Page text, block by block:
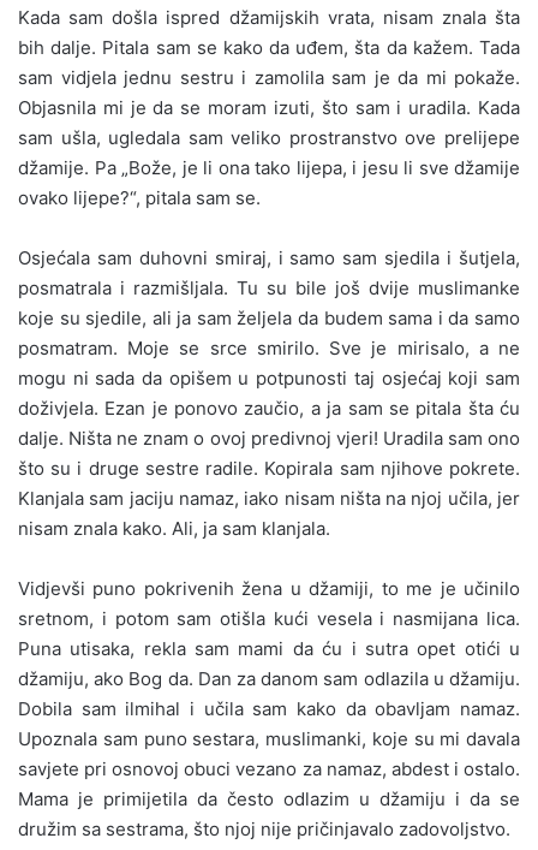
Kada sam došla ispred džamijskih vrata, nisam znala šta
bih dalje. Pitala sam se kako da uđem, šta da kažem. Tada
sam vidjela jednu sestru i zamolila sam je da mi pokaže.
Objasnila mi je da se moram izuti, što sam i uradila. Kada
sam ušla, ugledala sam veliko prostranstvo ove prelijepe
džamije. Pa „Bože, je li ona tako lijepa, i jesu li sve džamije
ovako lijepe?“, pitala sam se.
Osjećala sam duhovni smiraj, i samo sam sjedila i šutjela,
posmatrala i razmišljala. Tu su bile još dvije muslimanke
koje su sjedile, ali ja sam željela da budem sama i da samo
posmatram. Moje se srce smirilo. Sve je mirisalo, a ne
mogu ni sada da opišem u potpunosti taj osjećaj koji sam
doživjela. Ezan je ponovo zaučio, a ja sam se pitala šta ću
dalje. Ništa ne znam o ovoj predivnoj vjeri! Uradila sam ono
što su i druge sestre radile. Kopirala sam njihove pokrete.
Klanjala sam jaciju namaz, iako nisam ništa na njoj učila, jer
nisam znala kako. Ali, ja sam klanjala.
Vidjevši puno pokrivenih žena u džamiji, to me je učinilo
sretnom, i potom sam otišla kući vesela i nasmijana lica.
Puna utisaka, rekla sam mami da ću i sutra opet otići u
džamiju, ako Bog da. Dan za danom sam odlazila u džamiju.
Dobila sam ilmihal i učila sam kako da obavljam namaz.
Upoznala sam puno sestara, muslimanki, koje su mi davala
savjete pri osnovoj obuci vezano za namaz, abdest i ostalo.
Mama je primijetila da često odlazim u džamiju i da se
družim sa sestrama, što njoj nije pričinjavalo zadovoljstvo.